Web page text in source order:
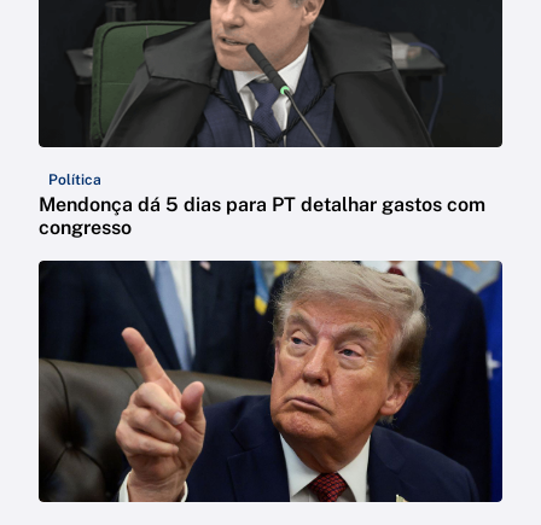
Política
Mendonça dá 5 dias para PT detalhar gastos com
congresso